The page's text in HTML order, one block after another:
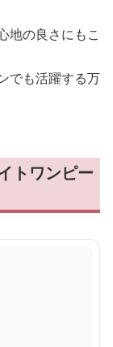
地の良さにもこ
でも活躍する万
トワンピー